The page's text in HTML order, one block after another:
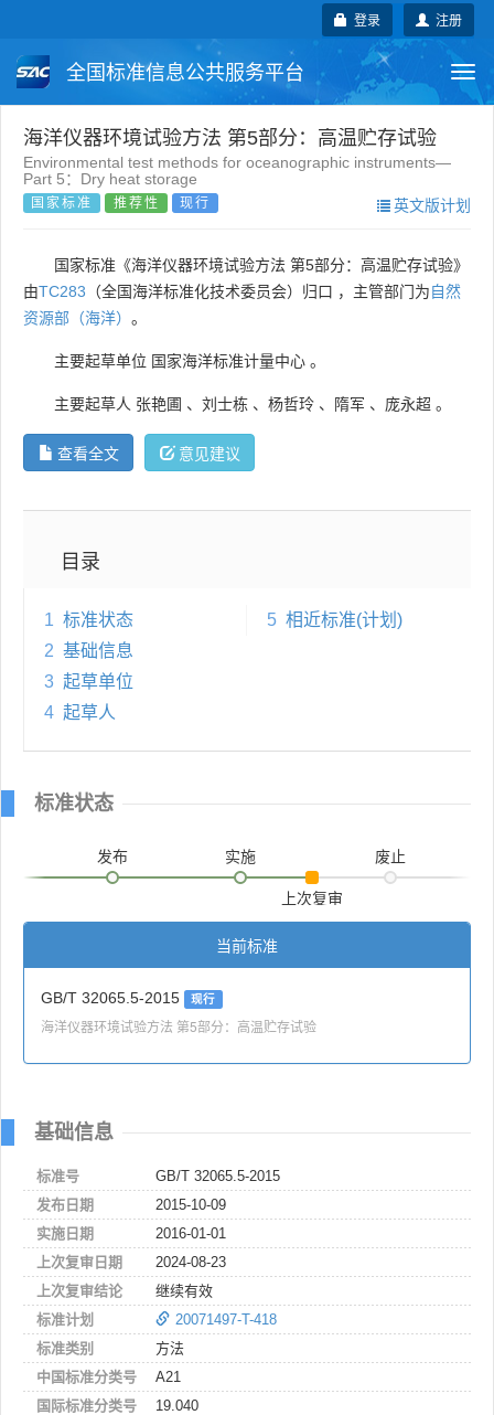
注册
登录
全国标准信息公共服务平台
国家标准 行业标准 地方标准
团体标准
海洋仪器环境试验方法 第5部分：高温贮存试验
Environmental test methods for oceanographic instruments—
Part 5：Dry heat storage
国家标准 推荐性 现行 英文版计划
国家标准《海洋仪器环境试验方法 第5部分：高温贮存试验》
由TC283 （全国海洋标准化技术委员会）归口 ，主管部门为自然
资源部（海洋） 。
主要起草单位 国家海洋标准计量中心 。
主要起草人 张艳圃 、 刘士栋 、 杨哲玲 、 隋军 、 庞永超 。
查看全文 意见建议
目录
1 标准状态
2 基础信息
3 起草单位
4 起草人
5 相近标准(计划)
标准状态
发布 实施
上次复审
废止
当前标准
GB/T 32065.5-2015 现行
海洋仪器环境试验方法 第5部分：高温贮存试验
基础信息
标准号
GB/T 32065.5-2015
发布日期
2015-10-09
实施日期
2016-01-01
上次复审日期
2024-08-23
上次复审结论
继续有效
标准计划
20071497-T-418
标准类别
方法
中国标准分类号
A21
国际标准分类号
19.040